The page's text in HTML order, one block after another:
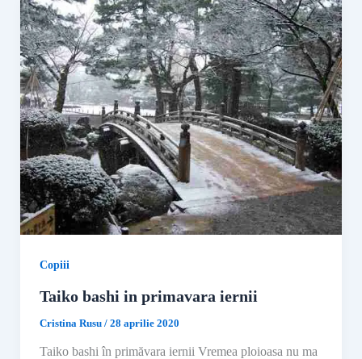
Copiii
Taiko bashi in primavara iernii
Cristina Rusu / 28 aprilie 2020
Taiko bashi în primăvara iernii Vremea ploioasa nu ma